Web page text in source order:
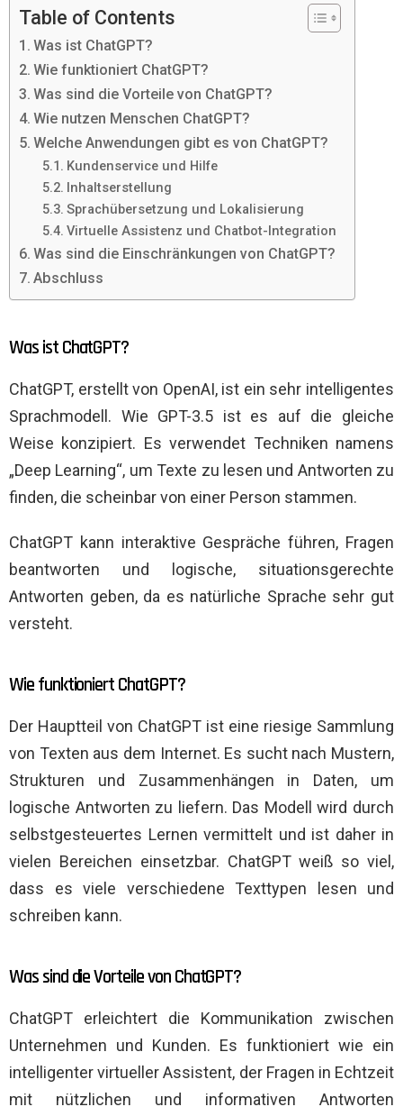
Table of Contents
Was ist ChatGPT?
Wie funktioniert ChatGPT?
Was sind die Vorteile von ChatGPT?
Wie nutzen Menschen ChatGPT?
Welche Anwendungen gibt es von ChatGPT?
Kundenservice und Hilfe
Inhaltserstellung
Sprachübersetzung und Lokalisierung
Virtuelle Assistenz und Chatbot-Integration
Was sind die Einschränkungen von ChatGPT?
Abschluss
Was ist ChatGPT?
ChatGPT, erstellt von OpenAI, ist ein sehr intelligentes
Sprachmodell. Wie GPT-3.5 ist es auf die gleiche
Weise konzipiert. Es verwendet Techniken namens
„Deep Learning“, um Texte zu lesen und Antworten zu
finden, die scheinbar von einer Person stammen.
ChatGPT kann interaktive Gespräche führen, Fragen
beantworten und logische, situationsgerechte
Antworten geben, da es natürliche Sprache sehr gut
versteht.
Wie funktioniert ChatGPT?
Der Hauptteil von ChatGPT ist eine riesige Sammlung
von Texten aus dem Internet. Es sucht nach Mustern,
Strukturen und Zusammenhängen in Daten, um
logische Antworten zu liefern. Das Modell wird durch
selbstgesteuertes Lernen vermittelt und ist daher in
vielen Bereichen einsetzbar. ChatGPT weiß so viel,
dass es viele verschiedene Texttypen lesen und
schreiben kann.
Was sind die Vorteile von ChatGPT?
ChatGPT erleichtert die Kommunikation zwischen
Unternehmen und Kunden. Es funktioniert wie ein
intelligenter virtueller Assistent, der Fragen in Echtzeit
mit nützlichen und informativen Antworten